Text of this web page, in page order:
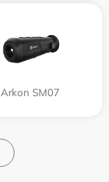
Arkon SM07